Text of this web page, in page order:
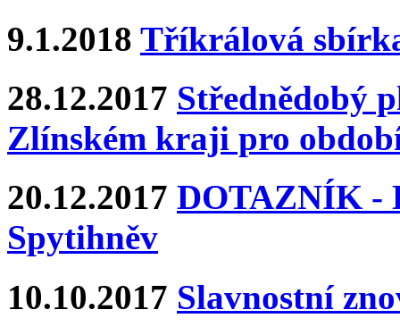
9.1.2018 Tříkrálová
28.12.2017 Střednědobý
Zlínském kraji pro
20.12.2017 DOTAZNÍK -
Spytihněv
10.10.2017 Slavnostní